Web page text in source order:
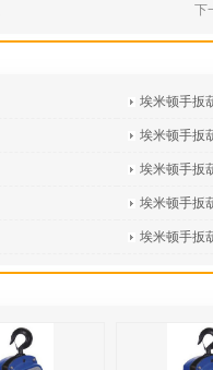
下
埃米顿手扳
埃米顿手扳
埃米顿手扳
埃米顿手扳
埃米顿手扳